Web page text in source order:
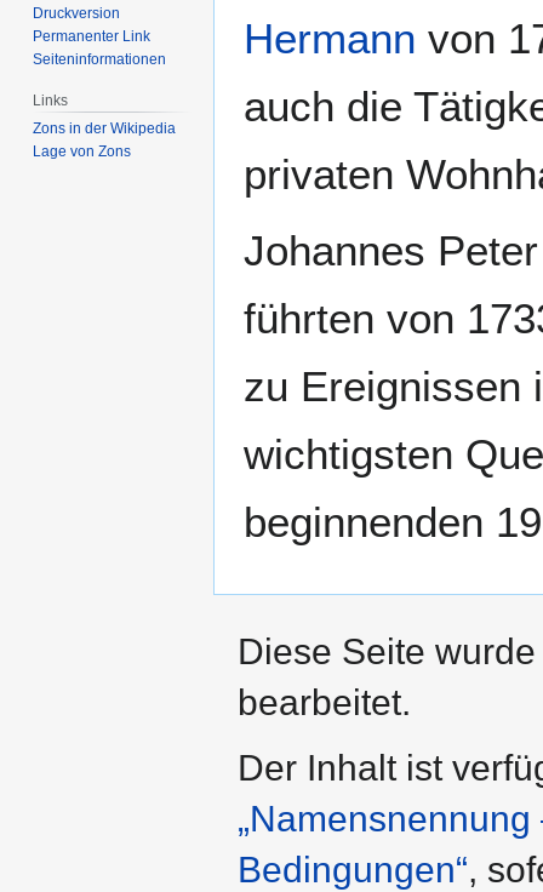
Hermann von
auch die
privaten
Johannes
führten von
zu Ereignissen
wichtigsten
beginnenden
Druckversion
Permanenter Link
Seiten­­informationen
Links
Zons in der Wikipedia
Lage von Zons
Diese Seite
bearbeitet.
Der Inhalt ist
Bedingungen“,